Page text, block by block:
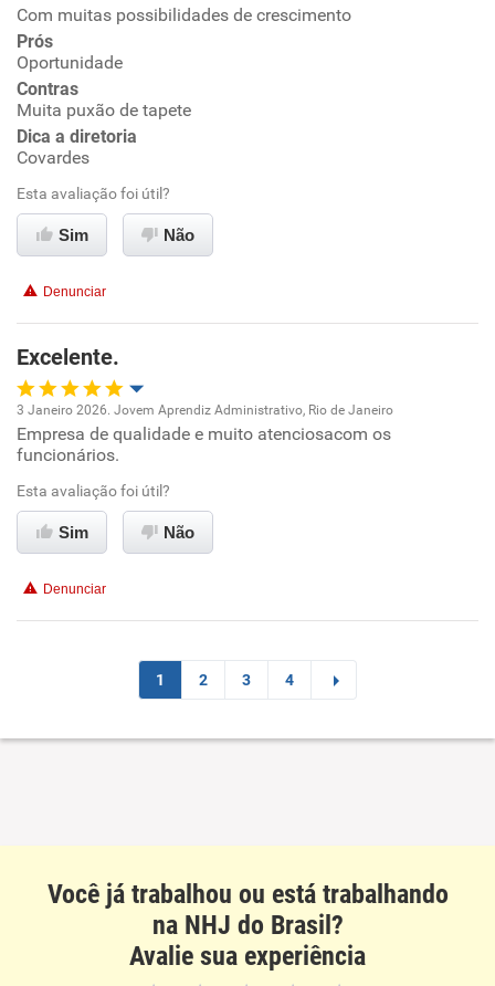
Oportunidade de promoção
Ambiente de trabalho
Conciliação com a vida familiar
Recomenda esta empresa
Com muitas possibilidades de crescimento
Prós
Oportunidade
Contras
Muita puxão de tapete
Dica a diretoria
Covardes
Esta avaliação foi útil?
Sim Não
Denunciar
Excelente.
Oportunidade de promoção
Ambiente de trabalho
Conciliação com a vida familiar
Recomenda esta empresa
Recomenda a diretoria
3 Janeiro 2026. Jovem Aprendiz Administrativo, Rio de Janeiro
Empresa de qualidade e muito atenciosacom os
funcionários.
Esta avaliação foi útil?
Sim Não
Denunciar
1 2 3 4
Você já trabalhou ou está trabalhando
na NHJ do Brasil?
Avalie sua experiência